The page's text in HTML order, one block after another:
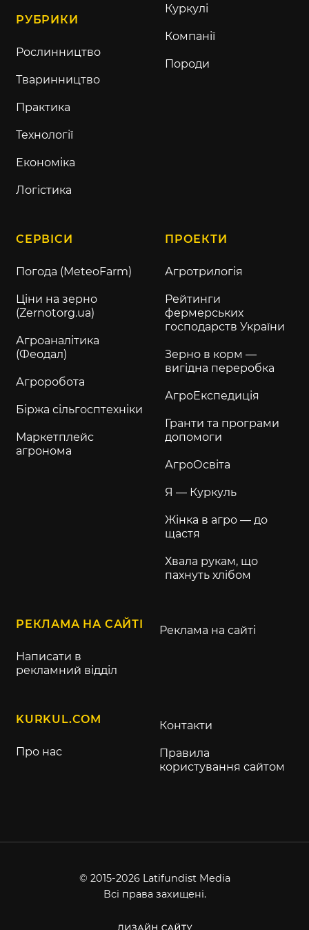
РУБРИКИ
Рослинництво
Тваринництво
Практика
Технології
Економіка
Логістика
Куркулі
Компанії
Породи
СЕРВІСИ
Погода (MeteoFarm)
Ціни на зерно
(Zernotorg.ua)
Агроаналітика
(Феодал)
Агроробота
Біржа сільгосптехніки
Маркетплейс
агронома
ПРОЕКТИ
Агротрилогія
Рейтинги
фермерських
господарств України
Зерно в корм —
вигідна переробка
АгроЕкспедиція
Гранти та програми
допомоги
АгроОсвіта
Я — Куркуль
Жінка в агро — до
щастя
Хвала рукам, що
пахнуть хлібом
РЕКЛАМА НА САЙТІ
Написати в
рекламний відділ
Реклама на сайті
KURKUL.COM
Про нас
Контакти
Правила
користування сайтом
© 2015-2026 Latifundist Media
Всі права захищені.